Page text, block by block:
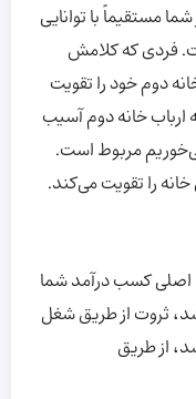
مستقیماً با توانایی
فردی که کلامش
دوم خود را تقویت
ارباب خانه دوم آسیب
مربوط است.
را تقویت می‌کند.
اصلی کسب درآمد شما
خانه ۱۰ (شغل) باشد، ثروت از طریق شغل
۵ (هوش) باشد، از طریق